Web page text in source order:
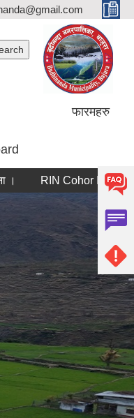
फारमहरु
Cohor III कार्यक्रममा